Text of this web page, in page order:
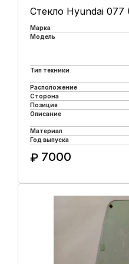
Стекло Hyundai 077
Марка
Модель
Тип техники
Расположение
Сторона
Позиция
Описание
Материал
Год выпуска
₽ 7000